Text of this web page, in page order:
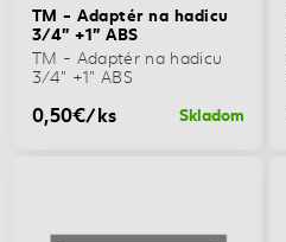
TM - Adaptér na hadicu
3/4" +1" ABS
TM - Adaptér na hadicu
3/4" +1" ABS
0,50€/ks Skladom